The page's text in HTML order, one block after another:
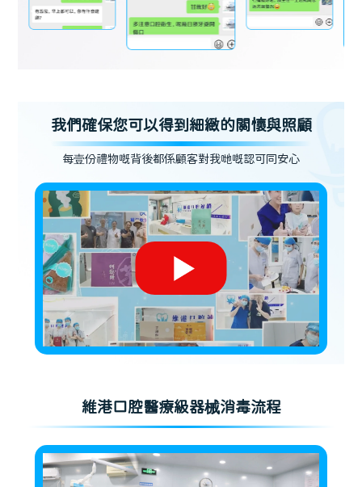
我們確保您可以得到細緻的關懷與照顧
每壹份禮物嘅背後都係顧客對我哋嘅認可同安心
維港口腔醫療級器械消毒流程